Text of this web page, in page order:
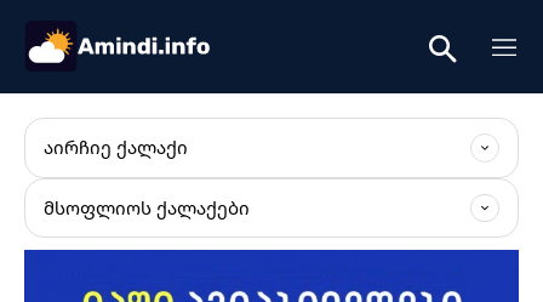
ᲐᲘᲠᲩᲘᲔ ᲥᲐᲚᲐᲥᲘ
ᲛᲡᲝᲤᲚᲘᲝᲡ ᲥᲐᲚᲐᲥᲔᲑᲘ